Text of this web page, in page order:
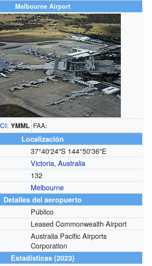
Melbourne Airport
:YMML FAA:
Localización
37°40′24″S 144°50′36″E
Victoria,Australia
132
Melbourne
Detalles del aeropuerto
Público
Leased Commonwealth Airport
Australia Pacific Airports
Corporation
Estadísticas (2023)